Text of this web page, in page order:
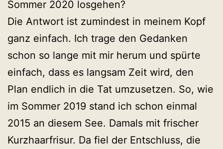
Sommer 2020 losgehen?
Die Antwort ist zumindest in meinem Kopf
ganz einfach. Ich trage den Gedanken
schon so lange mit mir herum und spürte
einfach, dass es langsam Zeit wird, den
Plan endlich in die Tat umzusetzen. So, wie
im Sommer 2019 stand ich schon einmal
2015 an diesem See. Damals mit frischer
Kurzhaarfrisur. Da fiel der Entschluss, die